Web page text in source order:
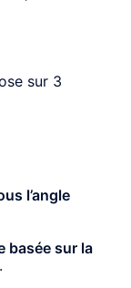
sur 3
l’angle
basée sur la
.